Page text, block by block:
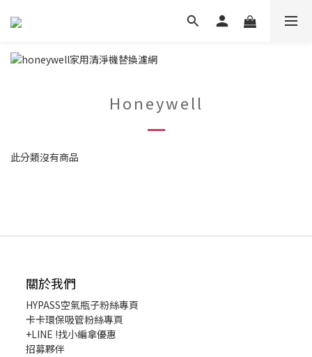
Honeywell
此分類沒有商品
關於我們
HYPASS空氣瓶子粉絲專頁
卡卡環保吸管粉絲專頁
+LINE !找小編拿優惠
招募夥伴